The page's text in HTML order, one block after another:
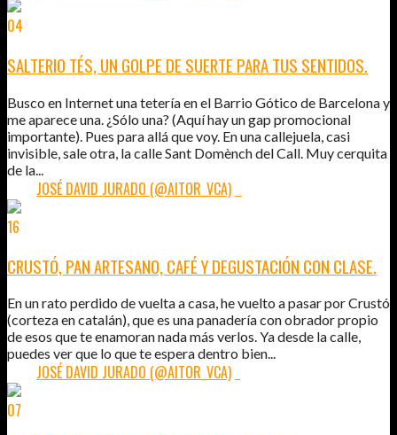
04
SALTERIO TÉS, UN GOLPE DE SUERTE PARA TUS SENTIDOS.
Busco en Internet una tetería en el Barrio Gótico de Barcelona y
me aparece una. ¿Sólo una? (Aquí hay un gap promocional
importante). Pues para allá que voy. En una callejuela, casi
invisible, sale otra, la calle Sant Domènch del Call. Muy cerquita
de la...
JOSÉ DAVID JURADO (@AITOR_VCA)
16
CRUSTÓ, PAN ARTESANO, CAFÉ Y DEGUSTACIÓN CON CLASE.
En un rato perdido de vuelta a casa, he vuelto a pasar por Crustó
(corteza en catalán), que es una panadería con obrador propio
de esos que te enamoran nada más verlos. Ya desde la calle,
puedes ver que lo que te espera dentro bien...
JOSÉ DAVID JURADO (@AITOR_VCA)
07